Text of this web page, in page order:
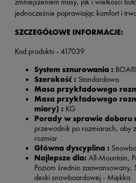
jednocześnie poprawiając komfort i
SZCZEGÓŁOWE INFORMACJE:
Kod produktu - 417039
System sznurowania : BOA®
Szerokość : Standardowa
Masa przykładowego
Masa przykładowego
miary) : KG
Porady w sprawie doboru
przewodnik po rozmiarach, aby
rozmiar
Główna dyscyplina :
Najlepsze dla: All-Mountain,
Poziom średnio zaawansowany,
deski snowboardowej - Miękka